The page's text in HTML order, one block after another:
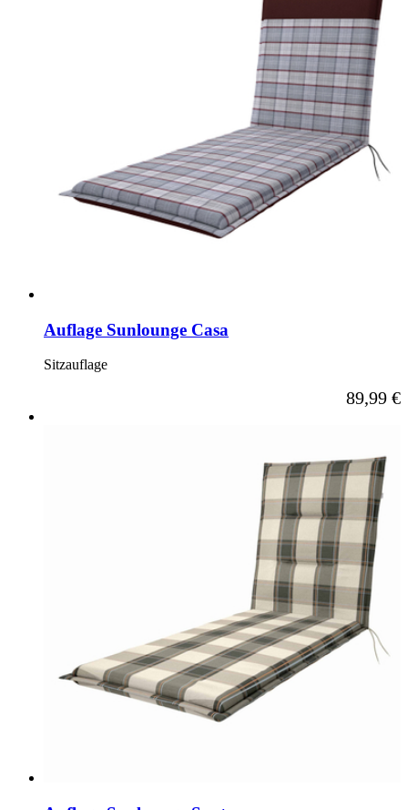
Auflage Sunlounge Casa
Sitzauflage
Ab
89,99 €